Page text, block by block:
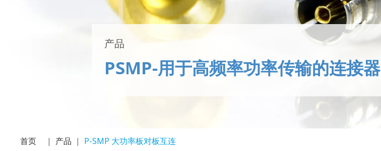
产品
PSMP-用于高频率功率传输的连接器
首页 产品 P-SMP 大功率板对板互连